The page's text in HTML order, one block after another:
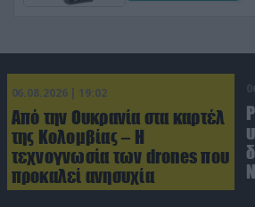
06.08.2026 | 19:02
Από την Ουκρανία στα καρτέλ
της Κολομβίας – Η
τεχνογνωσία των drones που
προκαλεί ανησυχία